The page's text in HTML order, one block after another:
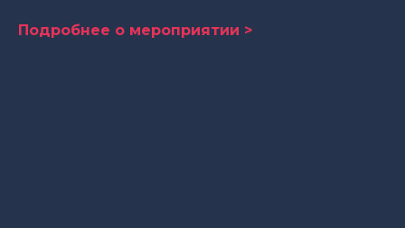
Подробнее о мероприятии >